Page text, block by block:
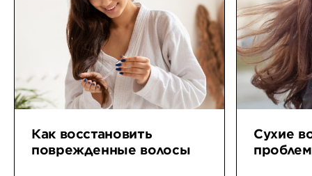
Как восстановить
поврежденные волосы
Сухие